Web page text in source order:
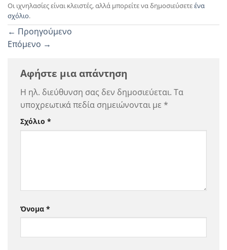
Οι ιχνηλασίες είναι κλειστές, αλλά μπορείτε να δημοσιεύσετεένα
σχόλιο.
← Προηγούμενο
Επόμενο →
Αφήστε μια απάντηση
Η ηλ. διεύθυνση σας δεν δημοσιεύεται. Τα
υποχρεωτικά πεδία σημειώνονται με *
Σχόλιο *
Όνομα *